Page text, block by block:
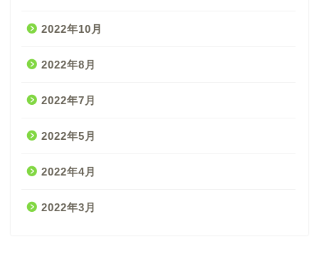
2022年10月
2022年8月
2022年7月
2022年5月
2022年4月
2022年3月